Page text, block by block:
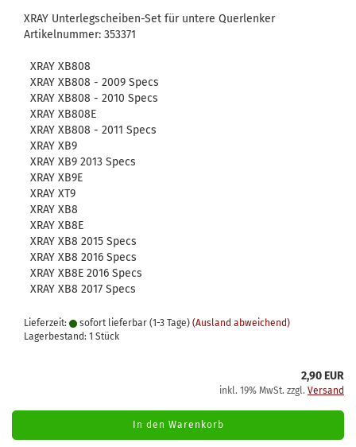
XRAY Unterlegscheiben-Set für untere Querlenker
Artikelnummer: 353371
XRAY XB808
XRAY XB808 - 2009 Specs
XRAY XB808 - 2010 Specs
XRAY XB808E
XRAY XB808 - 2011 Specs
XRAY XB9
XRAY XB9 2013 Specs
XRAY XB9E
XRAY XT9
XRAY XB8
XRAY XB8E
XRAY XB8 2015 Specs
XRAY XB8 2016 Specs
XRAY XB8E 2016 Specs
XRAY XB8 2017 Specs
Lieferzeit: sofort lieferbar (1-3 Tage) (Ausland abweichend)
Lagerbestand: 1 Stück
2,90 EUR
inkl. 19% MwSt. zzgl. Versand
In den Warenkorb